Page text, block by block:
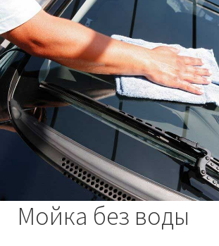
Мойка без воды